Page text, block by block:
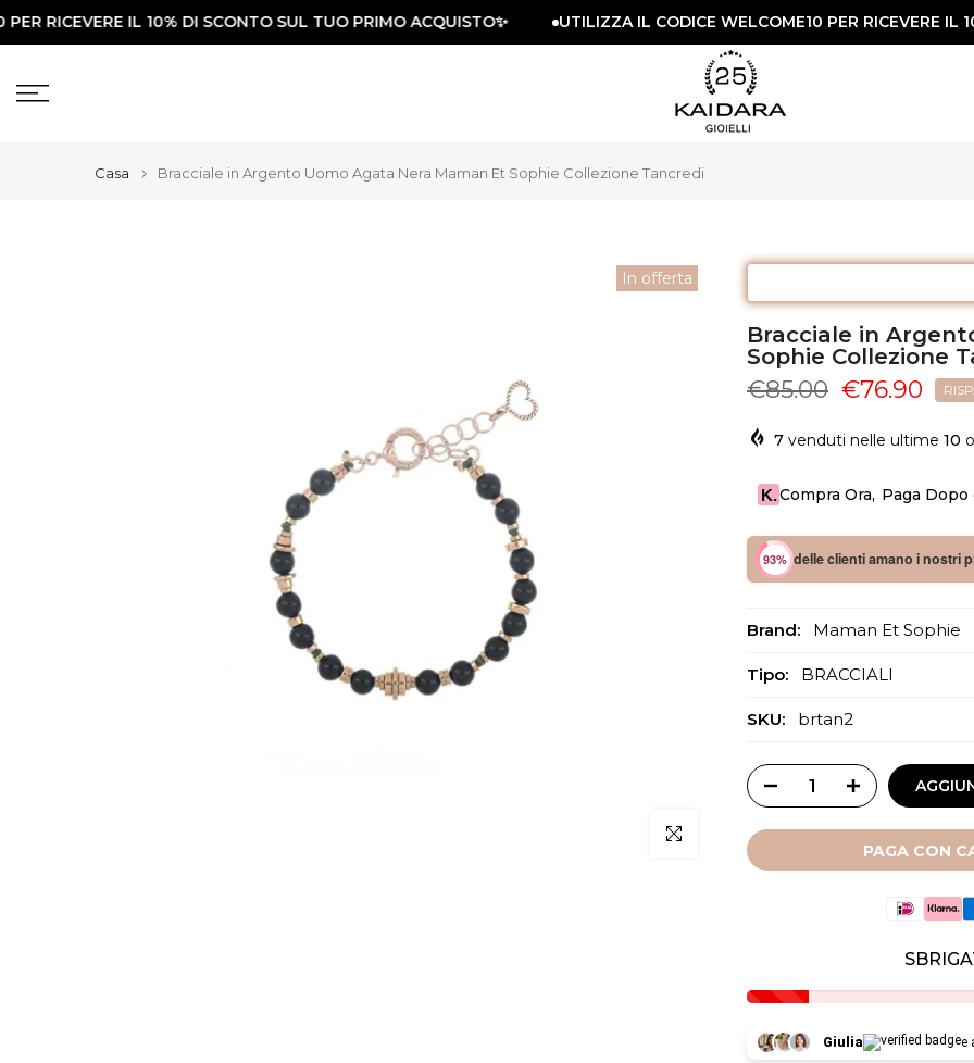
Vai
al
IL 10% DI SCONTO SUL TUO PRIMO ACQUISTO✨ UTILIZZA IL CODICE WELCOME10 PER RICEVERE IL
Casa Bracciale in Argento Uomo Agata Nera Maman Et Sophie Collezione Tancredi
In offerta
Clicca per ingrandire
Bracciale in
Sophie Collezione
€85.00 €76.90
7 venduti nelle ultime 10
K.Compra Ora, Paga Dopo
93% delle clienti amano i nostri
Brand: Maman Et Sophie
Tipo: BRACCIALI
SKU: brtan2
PAGA CON
Giulia e